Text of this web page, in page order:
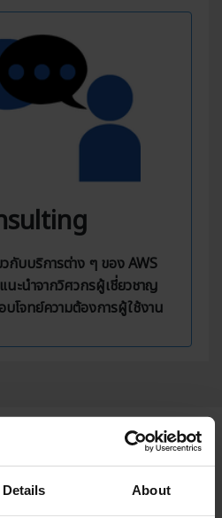
Details About
กับบริการต่าง ๆ ของ AWS
ะนำจากวิศวกรผู้เชี่ยวชาญ
โจทย์ความต้องการผู้ใช้งาน
Cases